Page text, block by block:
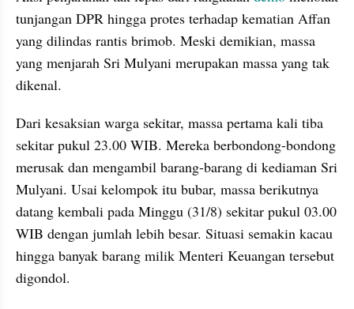
tunjangan DPR hingga protes terhadap kematian Affan
yang dilindas rantis brimob. Meski demikian, massa
yang menjarah Sri Mulyani merupakan massa yang tak
dikenal.
Dari kesaksian warga sekitar, massa pertama kali tiba
sekitar pukul 23.00 WIB. Mereka berbondong-bondong
merusak dan mengambil barang-barang di kediaman Sri
Mulyani. Usai kelompok itu bubar, massa berikutnya
datang kembali pada Minggu (31/8) sekitar pukul 03.00
WIB dengan jumlah lebih besar. Situasi semakin kacau
hingga banyak barang milik Menteri Keuangan tersebut
digondol.